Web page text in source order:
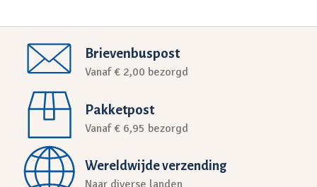
Brievenbuspost
Vanaf € 2,00 bezorgd
Pakketpost
Vanaf € 6,95 bezorgd
Wereldwijde verzending
Naar diverse landen